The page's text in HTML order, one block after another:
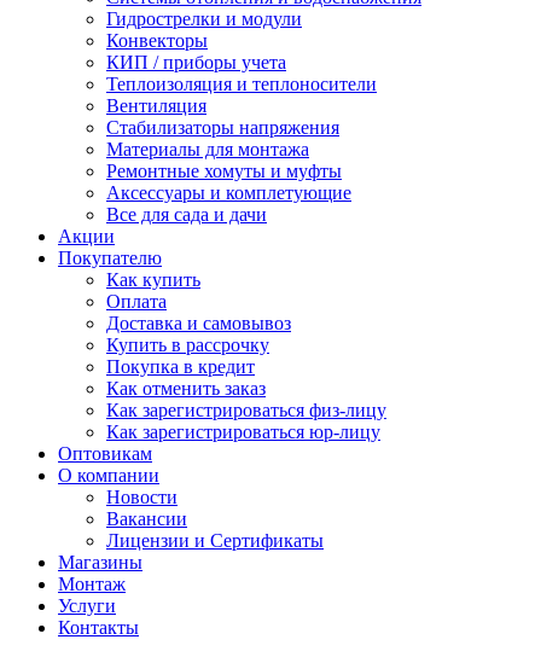
Гидрострелки и модули
Конвекторы
КИП / приборы учета
Теплоизоляция и теплоносители
Вентиляция
Стабилизаторы напряжения
Материалы для монтажа
Ремонтные хомуты и муфты
Аксессуары и комплетующие
Все для сада и дачи
Акции
Покупателю
Как купить
Оплата
Доставка и самовывоз
Купить в рассрочку
Покупка в кредит
Как отменить заказ
Как зарегистрироваться физ-лицу
Как зарегистрироваться юр-лицу
Оптовикам
О компании
Новости
Вакансии
Лицензии и Сертификаты
Магазины
Монтаж
Услуги
Контакты